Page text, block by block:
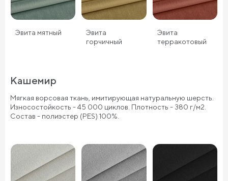
Эвита мятный
Эвита
горчичный
Эвита
терракотовый
Кашемир
Мягкая ворсовая ткань, имитирующая натуральную шерсть.
Износостойкость - 45 000 циклов. Плотность - 380 г/м2.
Состав - полиэстер (PES) 100%.